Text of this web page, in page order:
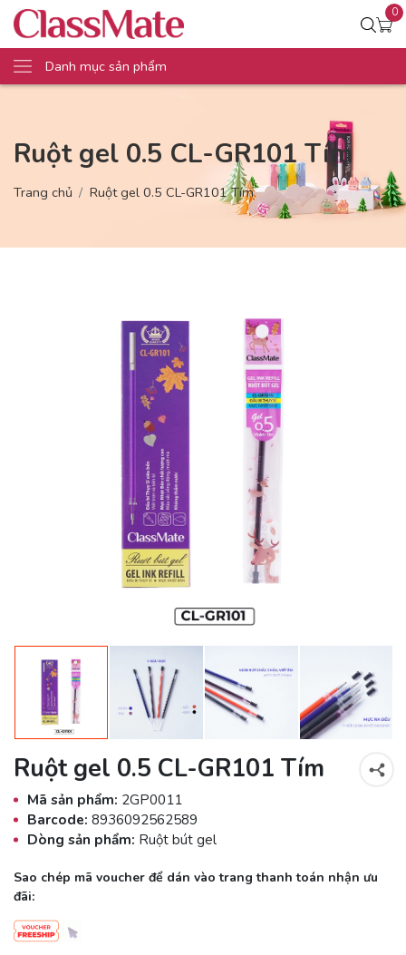
0
Danh mục sản phẩm
Ruột gel 0.5 CL-GR101 Tím
Trang chủ Ruột gel 0.5 CL-GR101 Tím
Ruột gel 0.5 CL-GR101 Tím
Mã sản phẩm: 2GP0011
Barcode: 8936092562589
Dòng sản phẩm: Ruột bút gel
Sao chép mã voucher để dán vào trang thanh toán nhận ưu
đãi: